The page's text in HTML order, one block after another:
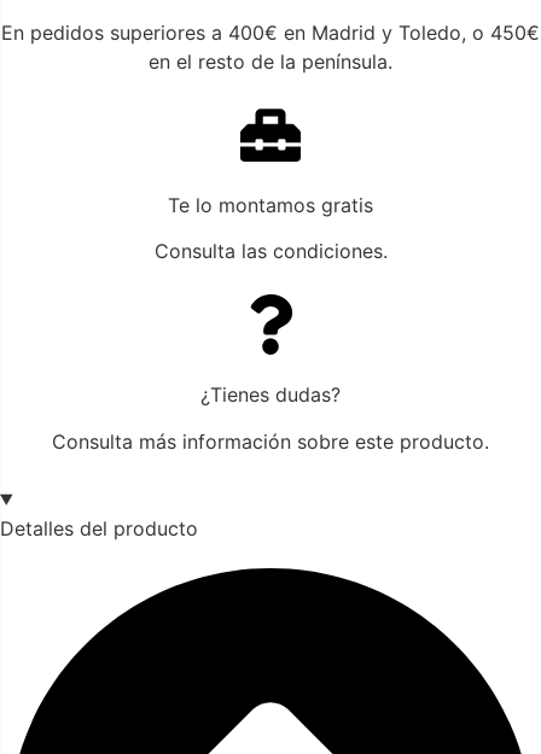
En pedidos superiores a 400€ en Madrid y Toledo, o 450€
en el resto de la península.
Te lo montamos gratis
Consulta las condiciones.
¿Tienes dudas?
Consulta más información sobre este producto.
Detalles del producto